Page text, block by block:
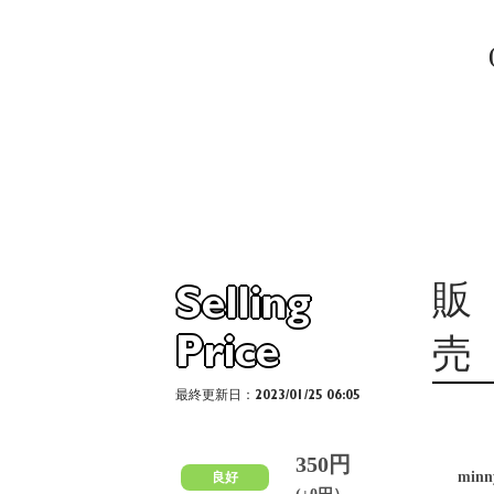
Selling
Price
販
売
最終更新日：2023/01/25 06:05
良好
350円